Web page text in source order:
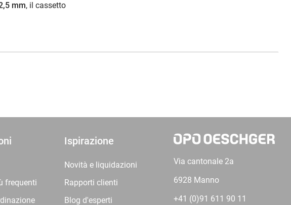
mm, il cassetto
frequenti
Ispirazione
Novità e liquidazioni
Rapporti clienti
Blog d'esperti
Via cantonale 2a
6928 Manno
+41 (0)91 611 90 11